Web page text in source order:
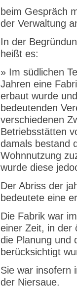
beim Gespräch
der Verwaltung
In der
heißt es:
» Im südlichen
Jahren eine
erbaut wurde
bedeutenden
verschiedenen
Betriebsstätten
damals bestand
Wohnnutzung
wurde diese
Der Abriss der
bedeutete eine
Die Fabrik war
einer Zeit, in der
die Planung und
berücksichtigt
Sie war insofern
der Niersaue.